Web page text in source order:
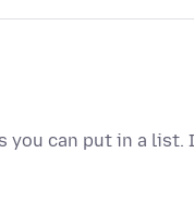
you can put in a list.